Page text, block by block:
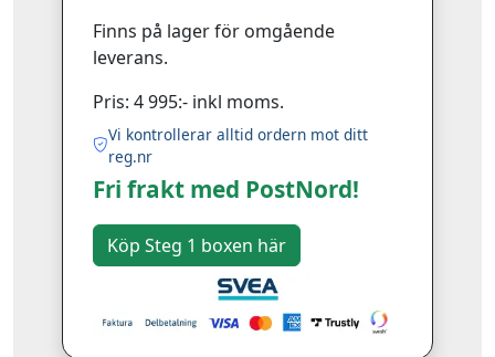
Finns på lager för omgående
leverans.
Pris: 4 995:- inkl moms.
Vi kontrollerar alltid ordern mot ditt
reg.nr
Fri frakt med PostNord!